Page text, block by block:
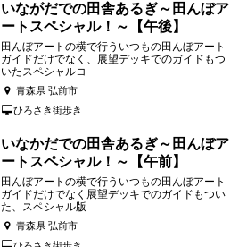
いながだでの田舎あるぎ～田んぼア
ートスペシャル！～【午後】
田んぼアートの横で行ういつもの田んぼアート
ガイドだけでなく、展望デッキでのガイドもつ
いたスペシャルコ
青森県 弘前市
ひろさき街歩き
いなかだでの田舎あるぎ～田んぼア
ートスペシャル！～【午前】
田んぼアートの横で行ういつもの田んぼアート
ガイドだけでなく展望デッキでのガイドもつい
た、スペシャル版
青森県 弘前市